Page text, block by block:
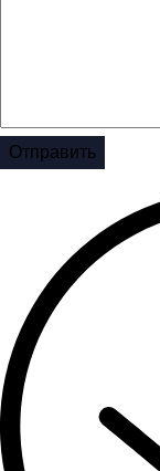
Отправить